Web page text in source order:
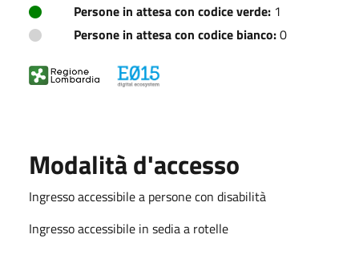
Persone in attesa con codice verde: 1
Persone in attesa con codice bianco:0
Modalità d'accesso
Ingresso accessibile a persone con disabilità
Ingresso accessibile in sedia a rotelle